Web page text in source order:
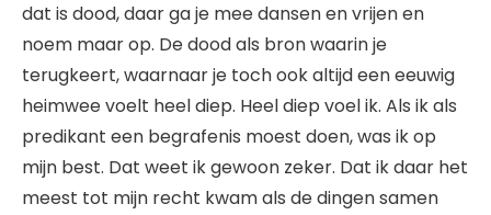
dat is dood, daar ga je mee dansen en vrijen en
noem maar op. De dood als bron waarin je
terugkeert, waarnaar je toch ook altijd een eeuwig
heimwee voelt heel diep. Heel diep voel ik. Als ik als
predikant een begrafenis moest doen, was ik op
mijn best. Dat weet ik gewoon zeker. Dat ik daar het
meest tot mijn recht kwam als de dingen samen